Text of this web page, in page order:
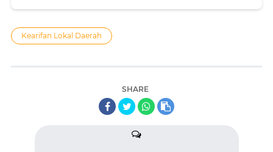
Kearifan Lokal Daerah
SHARE